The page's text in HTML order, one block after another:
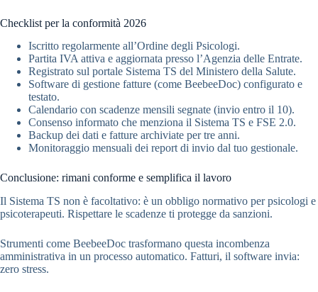
Checklist per la conformità 2026
Iscritto regolarmente all’Ordine degli Psicologi.
Partita IVA attiva e aggiornata presso l’Agenzia delle Entrate.
Registrato sul portale Sistema TS del Ministero della Salute.
Software di gestione fatture (come BeebeeDoc) configurato e
testato.
Calendario con scadenze mensili segnate (invio entro il 10).
Consenso informato che menziona il Sistema TS e FSE 2.0.
Backup dei dati e fatture archiviate per tre anni.
Monitoraggio mensuali dei report di invio dal tuo gestionale.
Conclusione: rimani conforme e semplifica il lavoro
Il Sistema TS non è facoltativo: è un obbligo normativo per psicologi e
psicoterapeuti. Rispettare le scadenze ti protegge da sanzioni.
Strumenti come BeebeeDoc trasformano questa incombenza
amministrativa in un processo automatico. Fatturi, il software invia:
zero stress.